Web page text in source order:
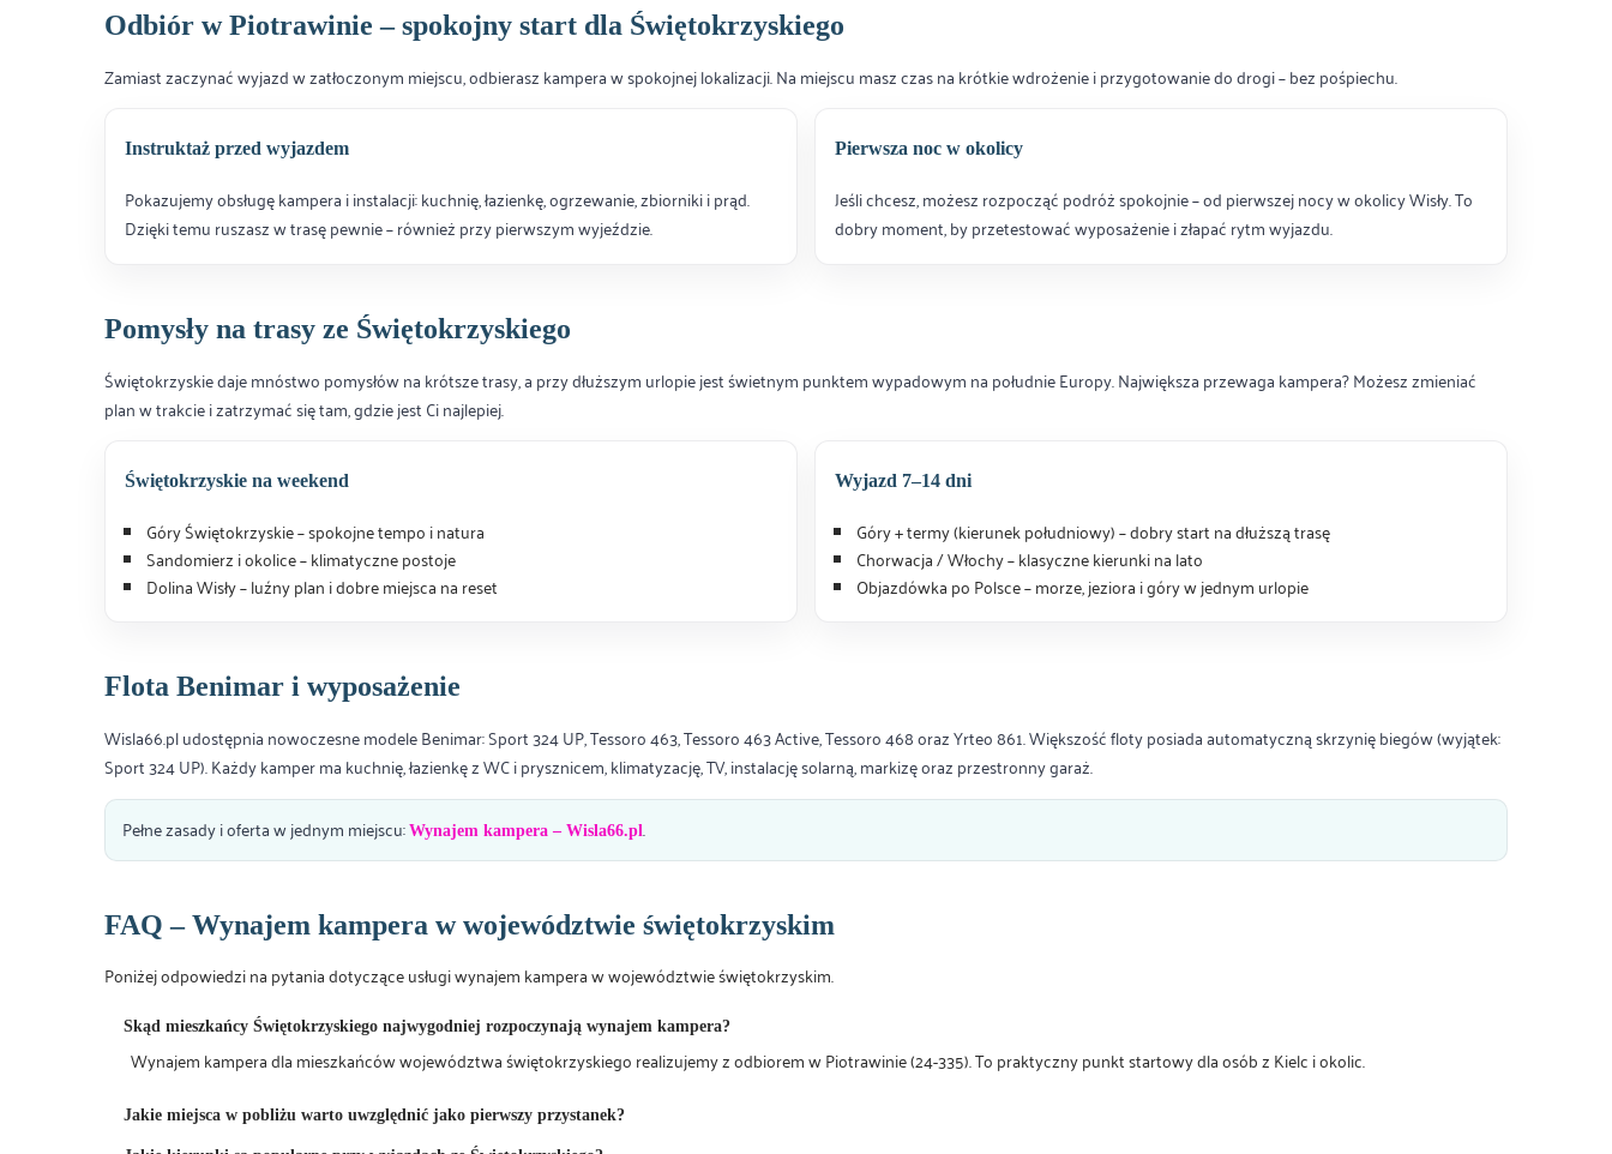
Odbiór w Piotrawinie – spokojny start dla Świętokrzyskiego
Zamiast zaczynać wyjazd w zatłoczonym miejscu, odbierasz kampera w spokojnej lokalizacji. Na miejscu masz czas na krótkie wdrożenie i przygotowanie do drogi – bez pośpiechu.
Instruktaż przed wyjazdem
Pokazujemy obsługę kampera i instalacji: kuchnię, łazienkę, ogrzewanie, zbiorniki i prąd.
Dzięki temu ruszasz w trasę pewnie – również przy pierwszym wyjeździe.
Pierwsza noc w okolicy
Jeśli chcesz, możesz rozpocząć podróż spokojnie – od pierwszej nocy w okolicy Wisły. To
dobry moment, by przetestować wyposażenie i złapać rytm wyjazdu.
Pomysły na trasy ze Świętokrzyskiego
Świętokrzyskie daje mnóstwo pomysłów na krótsze trasy, a przy dłuższym urlopie jest świetnym punktem wypadowym na południe Europy. Największa przewaga kampera? Możesz zmieniać
plan w trakcie i zatrzymać się tam, gdzie jest Ci najlepiej.
Świętokrzyskie na weekend
Góry Świętokrzyskie – spokojne tempo i natura
Sandomierz i okolice – klimatyczne postoje
Dolina Wisły – luźny plan i dobre miejsca na reset
Wyjazd 7–14 dni
Góry + termy (kierunek południowy) – dobry start na dłuższą trasę
Chorwacja / Włochy – klasyczne kierunki na lato
Objazdówka po Polsce – morze, jeziora i góry w jednym urlopie
Flota Benimar i wyposażenie
Wisla66.pl udostępnia nowoczesne modele Benimar: Sport 324 UP, Tessoro 463, Tessoro 463 Active, Tessoro 468 oraz Yrteo 861. Większość floty posiada automatyczną skrzynię biegów (wyjątek:
Sport 324 UP). Każdy kamper ma kuchnię, łazienkę z WC i prysznicem, klimatyzację, TV, instalację solarną, markizę oraz przestronny garaż.
Pełne zasady i oferta w jednym miejscu: Wynajem kampera – Wisla66.pl.
FAQ – Wynajem kampera w województwie świętokrzyskim
Poniżej odpowiedzi na pytania dotyczące usługi wynajem kampera w województwie świętokrzyskim.
Skąd mieszkańcy Świętokrzyskiego najwygodniej rozpoczynają wynajem kampera?
Wynajem kampera dla mieszkańców województwa świętokrzyskiego realizujemy z odbiorem w Piotrawinie (24-335). To praktyczny punkt startowy dla osób z Kielc i okolic.
Jakie miejsca w pobliżu warto uwzględnić jako pierwszy przystanek?